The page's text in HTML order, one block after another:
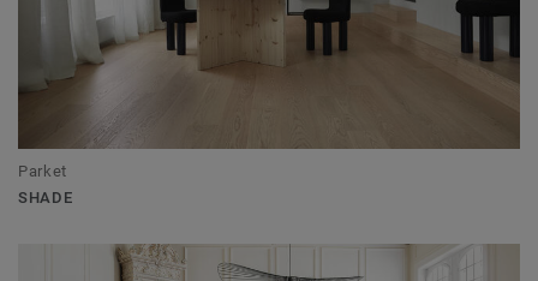
Parket
SHADE